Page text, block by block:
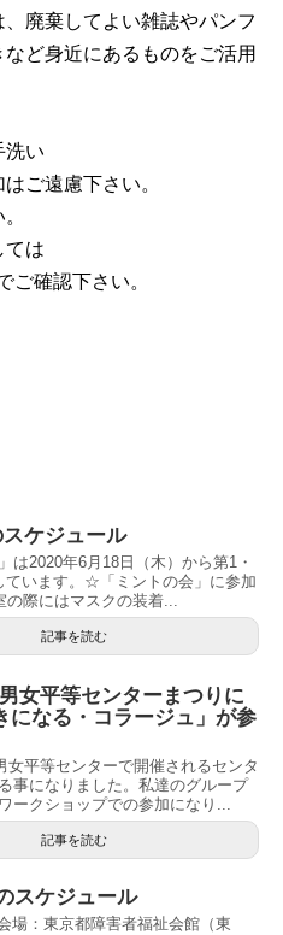
廃棄してよい雑誌やパンフ
ど身近にあるものをご活用
い
ご遠慮下さい。
ては
ご確認下さい。
ケジュール
は2020年6月18日（木）から第1・
ています。☆「ミントの会」に参加
の際にはマスクの装着...
記事を読む
女平等センターまつりに
になる・コラージュ」が参
女平等センターで開催されるセンタ
事になりました。私達のグループ
ークショップでの参加になり...
記事を読む
スケジュール
場：東京都障害者福祉会館（東